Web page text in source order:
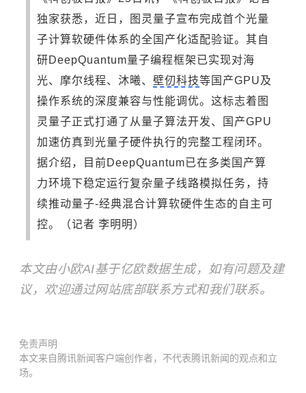
独家获悉，近日，图灵量子宣布完成首个光量
子计算软硬件体系的全国产化适配验证。其自
研DeepQuantum量子编程框架已实现对海
光、摩尔线程、沐曦、 壁仞科技等国产GPU及
操作系统的深度兼容与性能调优。这标志着图
灵量子正式打通了从量子算法开发、国产GPU
加速仿真到光量子硬件执行的完整工程闭环。
据介绍，目前DeepQuantum已在多类国产算
力环境下稳定运行复杂量子线路模拟任务，持
续推动量子-经典混合计算软硬件生态的自主可
控。（记者 李明明）
本文由小欧AI基于亿欧数据生成，如有问题及建
议，欢迎通过网站底部联系方式和我们联系。
免责声明
本文来自腾讯新闻客户端创作者，不代表腾讯新闻的观点和立
场。